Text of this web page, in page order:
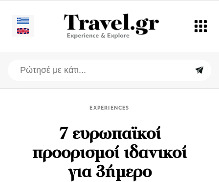
EXPERIENCES
7 ευρωπαϊκοί
προορισμοί ιδανικοί
για 3ήμερο